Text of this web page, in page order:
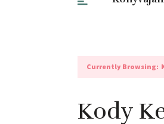
Currently Browsing:
Kody